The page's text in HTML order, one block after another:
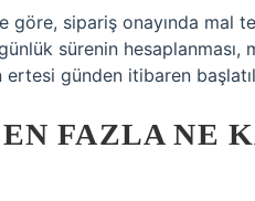
göre, sipariş onayında mal
sürenin
günden itibaren
FAZLA NE